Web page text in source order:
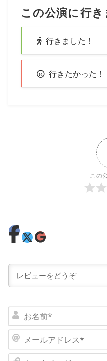
この公演に行き
行きました！
行きたかった！
この